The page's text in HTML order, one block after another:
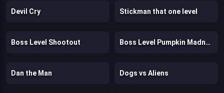
Devil Cry Stickman that one level
Boss Level Shootout Boss Level Pumpkin Madness
Dan the Man Dogs vs Aliens